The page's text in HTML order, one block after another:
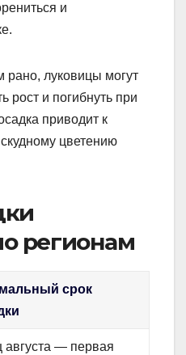
и
рано, луковицы могут
рост и погибнуть при
приводит к
цветению
регионам
срок
августа — первая